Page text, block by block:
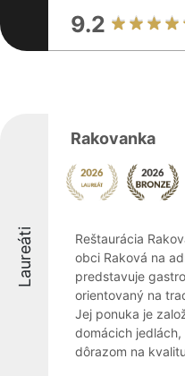
9.2
Laureáti
Rakovanka
Reštaurácia
obci Raková na
predstavuje
orientovaný na
Jej ponuka je
domácich
dôrazom na